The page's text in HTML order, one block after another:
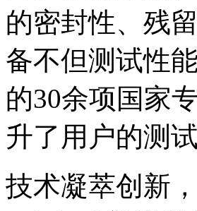
的密封性、残
备不但测试性
的30余项国家
升了用户的测
技术凝萃创新